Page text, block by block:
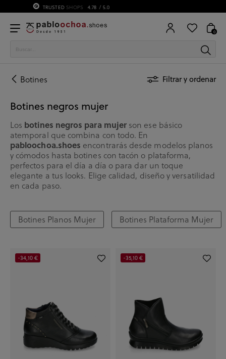
75 ANIVERSARIO | Desde 1951 pabloochoa.shoes
0
Botines Filtrar y ordenar
Botines negros mujer
Los botines negros para mujer son ese básico
atemporal que combina con todo. En
pabloochoa.shoes encontrarás desde modelos planos
y cómodos hasta botines con tacón o plataforma,
perfectos para el día a día o para dar un toque
elegante a tus looks. Elige calidad, diseño y versatilidad
en cada paso.
Botines Planos Mujer Botines Plataforma Mujer
-34,10 € -35,10 €